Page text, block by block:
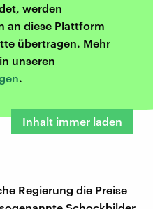
werden
an diese Plattform
übertragen. Mehr
unseren
.
Inhalt immer laden
Regierung die Preise